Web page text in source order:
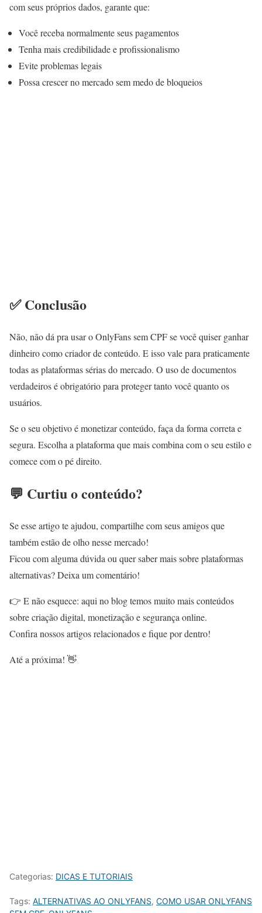
com seus próprios dados, garante que:
Você receba normalmente seus pagamentos
Tenha mais credibilidade e profissionalismo
Evite problemas legais
Possa crescer no mercado sem medo de bloqueios
✅ Conclusão
Não, não dá pra usar o OnlyFans sem CPF se você quiser ganhar
dinheiro como criador de conteúdo. E isso vale para praticamente
todas as plataformas sérias do mercado. O uso de documentos
verdadeiros é obrigatório para proteger tanto você quanto os
usuários.
Se o seu objetivo é monetizar conteúdo, faça da forma correta e
segura. Escolha a plataforma que mais combina com o seu estilo e
comece com o pé direito.
💬 Curtiu o conteúdo?
Se esse artigo te ajudou, compartilhe com seus amigos que
também estão de olho nesse mercado!
Ficou com alguma dúvida ou quer saber mais sobre plataformas
alternativas? Deixa um comentário!
👉 E não esquece: aqui no blog temos muito mais conteúdos
sobre criação digital, monetização e segurança online.
Confira nossos artigos relacionados e fique por dentro!
Até a próxima! 👋
Categorias: DICAS E TUTORIAIS
Tags: ALTERNATIVAS AO ONLYFANS, COMO USAR ONLYFANS